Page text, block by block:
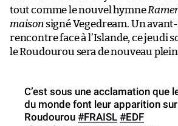
tout comme le nouvel hymne
maisonsigné Vegedream. Un
rencontre face à l’Islande, ce jeudi
le Roudourou sera de nouveau
C’est sous une acclamation que
du monde font leur apparition
Roudourou #FRAISL #EDF